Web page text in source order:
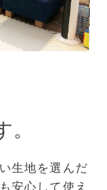
生地を選んだ
安心して使え